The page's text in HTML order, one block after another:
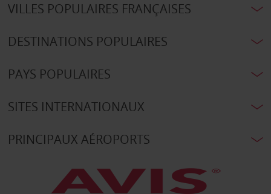
VILLES POPULAIRES FRANÇAISES
DESTINATIONS POPULAIRES
PAYS POPULAIRES
SITES INTERNATIONAUX
PRINCIPAUX AÉROPORTS